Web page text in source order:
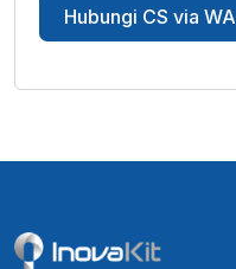
Hubungi CS via WA